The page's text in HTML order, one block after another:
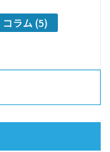
コラム (5)